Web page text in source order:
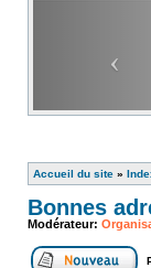
Accueil du site »
Bonnes
Modérateur: